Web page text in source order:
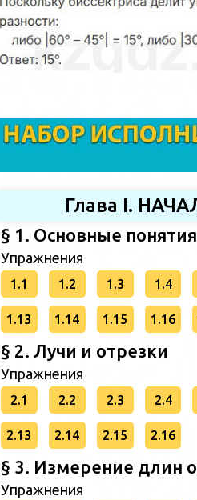
Глава I.
§ 1. Основные
Упражнения
1.1 1.2 1.3 1.4
1.13 1.14 1.15 1.16
§ 2. Лучи и отрезки
Упражнения
2.1 2.2 2.3 2.4
2.13 2.14 2.15 2.16
§ 3. Измерение длин
Упражнения